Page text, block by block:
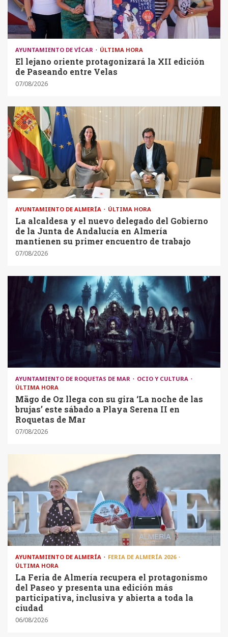
AYUNTAMIENTO DE VÍCAR ÚLTIMA HORA
El lejano oriente protagonizará la XII edición
de Paseando entre Velas
07/08/2026
AYUNTAMIENTO DE ALMERÍA ÚLTIMA HORA
La alcaldesa y el nuevo delegado del Gobierno
de la Junta de Andalucía en Almería
mantienen su primer encuentro de trabajo
07/08/2026
AYUNTAMIENTO DE ROQUETAS DE MAR
OCIO Y CULTURA
ÚLTIMA HORA
Mägo de Oz llega con su gira ‘La noche de las
brujas’ este sábado a Playa Serena II en
Roquetas de Mar
07/08/2026
AYUNTAMIENTO DE ALMERÍA
FERIA DE ALMERÍA 2026
ÚLTIMA HORA
La Feria de Almería recupera el protagonismo
del Paseo y presenta una edición más
participativa, inclusiva y abierta a toda la
ciudad
06/08/2026